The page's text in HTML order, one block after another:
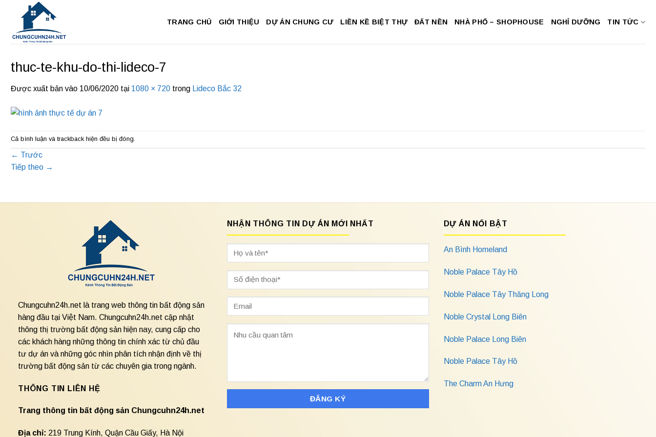
dung
TRANG CHỦ GIỚI THIỆU DỰ ÁN CHUNG CƯ LIỀN KỀ BIỆT THỰ ĐẤT NỀN NHÀ PHỐ – SHOPHOUSE NGHỈ DƯỠNG TIN TỨC
thuc-te-khu-do-thi-lideco-7
Được xuất bản vào 10/06/2020 tại 1080 × 720 trong Lideco Bắc 32
Cả bình luận và trackback hiện đều bị đóng.
← Trước
Tiếp theo →
Chungcuhn24h.net là trang web thông tin bất động sản
hàng đầu tại Việt Nam. Chungcuhn24h.net cập nhật
thông thị trường bất động sản hiện nay, cung cấp cho
các khách hàng những thông tin chính xác từ chủ đầu
tư dự án và những góc nhìn phân tích nhận định về thị
trường bất động sản từ các chuyên gia trong ngành.
THÔNG TIN LIÊN HỆ
Trang thông tin bất động sản Chungcuhn24h.net
Địa chỉ: 219 Trung Kính, Quận Cầu Giấy, Hà Nội
NHẬN THÔNG TIN DỰ ÁN MỚI NHẤT DỰ ÁN NỔI BẬT
An Bình Homeland
Noble Palace Tây Hồ
Noble Palace Tây Thăng Long
Noble Crystal Long Biên
Noble Palace Long Biên
Noble Palace Tây Hồ
The Charm An Hưng